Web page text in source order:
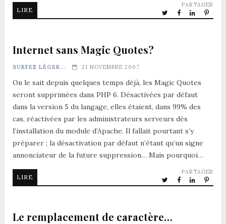
LIRE
PARTAGER
Internet sans Magic Quotes?
SURFEZ LÉGER... 21 NOVEMBRE 2007
On le sait depuis quelques temps déjà, les Magic Quotes
seront supprimées dans PHP 6. Désactivées par défaut
dans la version 5 du langage, elles étaient, dans 99% des
cas, réactivées par les administrateurs serveurs dès
l’installation du module d’Apache. Il fallait pourtant s’y
préparer ; la désactivation par défaut n’étant qu’un signe
annonciateur de la future suppression… Mais pourquoi…
LIRE
PARTAGER
Le remplacement de caractère…